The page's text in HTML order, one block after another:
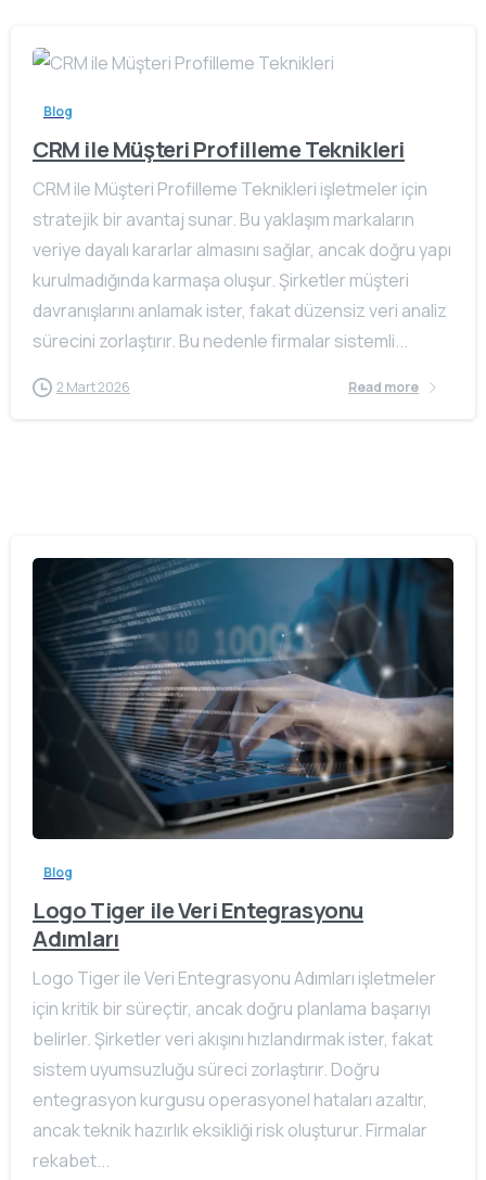
Blog
CRM ile Müşteri Profilleme Teknikleri
CRM ile Müşteri Profilleme Teknikleri işletmeler için
stratejik bir avantaj sunar. Bu yaklaşım markaların
veriye dayalı kararlar almasını sağlar, ancak doğru yapı
kurulmadığında karmaşa oluşur. Şirketler müşteri
davranışlarını anlamak ister, fakat düzensiz veri analiz
sürecini zorlaştırır. Bu nedenle firmalar sistemli...
2 Mart 2026 Read more
Blog
Logo Tiger ile Veri Entegrasyonu
Adımları
Logo Tiger ile Veri Entegrasyonu Adımları işletmeler
için kritik bir süreçtir, ancak doğru planlama başarıyı
belirler. Şirketler veri akışını hızlandırmak ister, fakat
sistem uyumsuzluğu süreci zorlaştırır. Doğru
entegrasyon kurgusu operasyonel hataları azaltır,
ancak teknik hazırlık eksikliği risk oluşturur. Firmalar
rekabet...